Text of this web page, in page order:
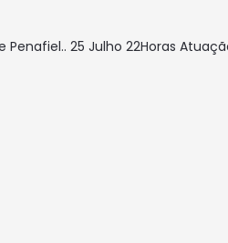
25 Julho 22Horas